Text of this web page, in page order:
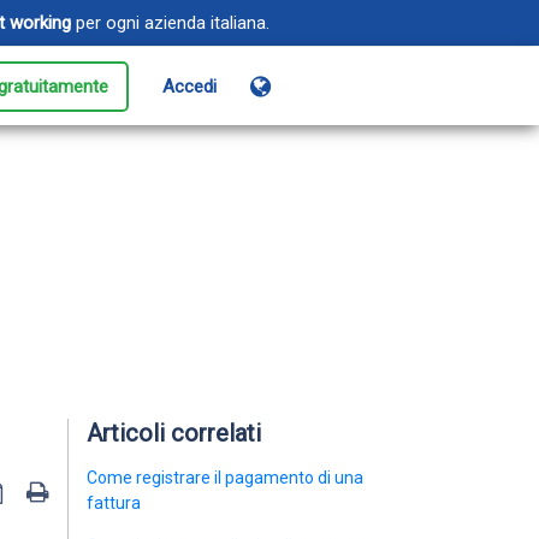
workingper ogni azienda italiana.
Accedi
Articoli correlati
Come registrare il pagamento di una
fattura